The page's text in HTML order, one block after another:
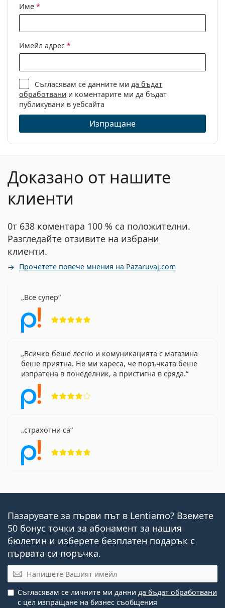
Име *
Имейл адрес *
Съгласявам се данните ми да бъдат
обработвани и коментарите ми да бъдат
публикувани в уебсайта
Изпращане
Доказано от нашите
клиенти
0т 638 коментара 100 % са положителни.
Разгледайте отзивите на избрани
клиенти.
Прочетете повече мнения на Pazaruvaj.com
Все супер
Всичко беше лесно и комуникацията с магазина
беше приятна. Не ми хареса, че поръчката беше
изпратена в понеделник, а пристигна в сряда.
страхотни са
Пазарувате за първи път в Lentiamo? Вземете
50 бонус точки за абонамент за нашия
бюлетин и изберете безплатен подарък с
първата си поръчка.
Имейл
Съгласявам се личните ми данни да бъдат обработвани
с цел изпращане на бизнес съобщения